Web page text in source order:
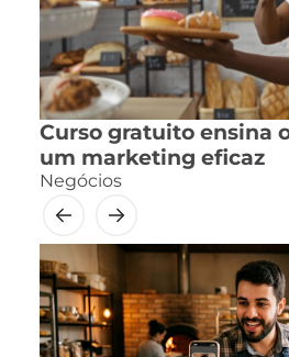
Curso gratuito ensina
um marketing eficaz
Negócios